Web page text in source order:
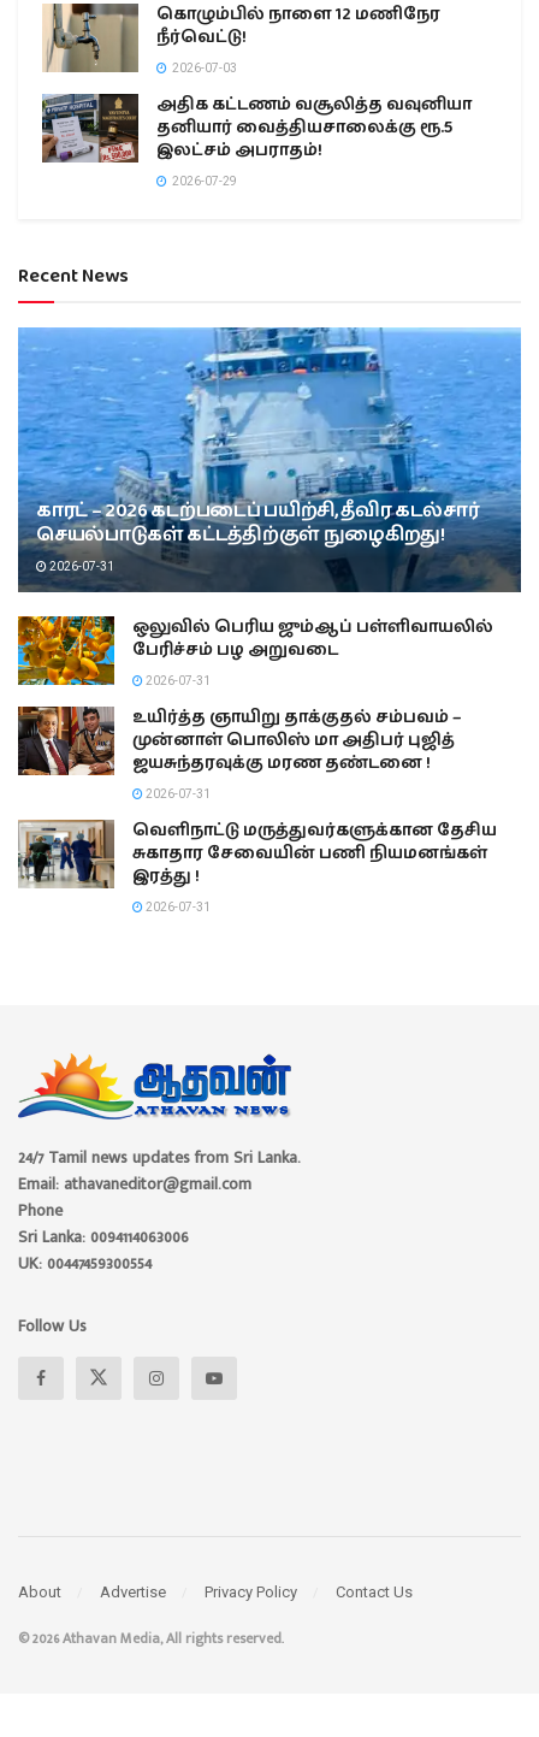
கொழும்பில் நாளை 12 மணிநேர
நீர்வெட்டு!
2026-07-03
அதிக கட்டணம் வசூலித்த வவுனியா
தனியார் வைத்தியசாலைக்கு ரூ.5
இலட்சம் அபராதம்!
2026-07-29
Recent News
காரட் – 2026 கடற்படைப் பயிற்சி, தீவிர கடல்சார்
செயல்பாடுகள் கட்டத்திற்குள் நுழைகிறது!
2026-07-31
ஒலுவில் பெரிய ஜும்ஆப் பள்ளிவாயலில்
பேரிச்சம் பழ அறுவடை
2026-07-31
உயிர்த்த ஞாயிறு தாக்குதல் சம்பவம் –
முன்னாள் பொலிஸ் மா அதிபர் புஜித்
ஜயசுந்தரவுக்கு மரண தண்டனை !
2026-07-31
வெளிநாட்டு மருத்துவர்களுக்கான தேசிய
சுகாதார சேவையின் பணி நியமனங்கள்
இரத்து !
2026-07-31
24/7 Tamil news updates from Sri Lanka.
Email: athavaneditor@gmail.com
Phone
Sri Lanka: 0094114063006
UK: 00447459300554
Follow Us
About Advertise Privacy Policy Contact Us
© 2026 Athavan Media, All rights reserved.